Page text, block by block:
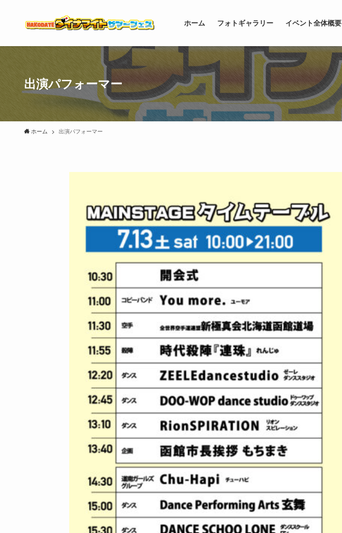
ホーム フォトギャラリー イベント全体概要
出演パフォーマー
ホーム 出演パフォーマー